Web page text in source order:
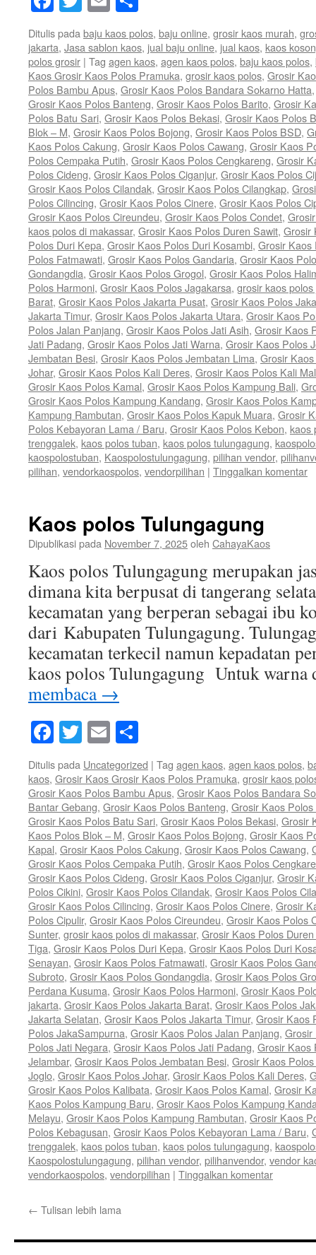
Ditulis pada baju kaos polos, baju online, grosir kaos murah,
jakarta, Jasa sablon kaos, jual baju online, jual kaos, kaos
polos grosir | Tag agen kaos, agen kaos polos, baju kaos polos,
Kaos Grosir Kaos Polos Pramuka, grosir kaos polos, Grosir
Polos Bambu Apus, Grosir Kaos Polos Bandara Sokarno Hatta
Grosir Kaos Polos Banteng, Grosir Kaos Polos Barito, Grosir
Polos Batu Sari, Grosir Kaos Polos Bekasi, Grosir Kaos Polos
Blok – M, Grosir Kaos Polos Bojong, Grosir Kaos Polos BSD,
Kaos Polos Cakung, Grosir Kaos Polos Cawang, Grosir Kaos
Polos Cempaka Putih, Grosir Kaos Polos Cengkareng, Grosir
Polos Cideng, Grosir Kaos Polos Ciganjur, Grosir Kaos Polos
Grosir Kaos Polos Cilandak, Grosir Kaos Polos Cilangkap,
Polos Cilincing, Grosir Kaos Polos Cinere, Grosir Kaos Polos
Grosir Kaos Polos Cireundeu, Grosir Kaos Polos Condet,
kaos polos di makassar, Grosir Kaos Polos Duren Sawit, Grosir
Polos Duri Kepa, Grosir Kaos Polos Duri Kosambi, Grosir Kaos
Polos Fatmawati, Grosir Kaos Polos Gandaria, Grosir Kaos
Gondangdia, Grosir Kaos Polos Grogol, Grosir Kaos Polos
Polos Harmoni, Grosir Kaos Polos Jagakarsa, grosir kaos
Barat, Grosir Kaos Polos Jakarta Pusat, Grosir Kaos Polos
Jakarta Timur, Grosir Kaos Polos Jakarta Utara, Grosir Kaos
Polos Jalan Panjang, Grosir Kaos Polos Jati Asih, Grosir Kaos
Jati Padang, Grosir Kaos Polos Jati Warna, Grosir Kaos Polos
Jembatan Besi, Grosir Kaos Polos Jembatan Lima, Grosir
Johar, Grosir Kaos Polos Kali Deres, Grosir Kaos Polos Kali
Grosir Kaos Polos Kamal, Grosir Kaos Polos Kampung Bali,
Grosir Kaos Polos Kampung Kandang, Grosir Kaos Polos
Kampung Rambutan, Grosir Kaos Polos Kapuk Muara, Grosir
Polos Kebayoran Lama / Baru, Grosir Kaos Polos Kebon, kaos
trenggalek, kaos polos tuban, kaos polos tulungagung,
kaospolostuban, Kaospolostulungagung, pilihan vendor,
pilihan, vendorkaospolos, vendorpilihan | Tinggalkan komentar
Kaos polos Tulungagung
Dipublikasi pada November 7, 2025oleh CahayaKaos
Kaos polos Tulungagung merupakan
dimana kita berpusat di tangerang
kecamatan yang berperan sebagai ibu
dari Kabupaten Tulungagung.
kecamatan terkecil namun kepadatan
kaos polos Tulungagung Untuk
membaca →
Facebook
Twitter
Email
Ditulis pada Uncategorized | Tag agen kaos, agen kaos polos,
kaos, Grosir Kaos Grosir Kaos Polos Pramuka, grosir kaos
Grosir Kaos Polos Bambu Apus, Grosir Kaos Polos Bandara
Bantar Gebang, Grosir Kaos Polos Banteng, Grosir Kaos
Grosir Kaos Polos Batu Sari, Grosir Kaos Polos Bekasi, Grosir
Kaos Polos Blok – M, Grosir Kaos Polos Bojong, Grosir Kaos
Kapal, Grosir Kaos Polos Cakung, Grosir Kaos Polos Cawang,
Grosir Kaos Polos Cempaka Putih, Grosir Kaos Polos
Grosir Kaos Polos Cideng, Grosir Kaos Polos Ciganjur, Grosir
Polos Cikini, Grosir Kaos Polos Cilandak, Grosir Kaos Polos
Grosir Kaos Polos Cilincing, Grosir Kaos Polos Cinere, Grosir
Polos Cipulir, Grosir Kaos Polos Cireundeu, Grosir Kaos Polos
Sunter, grosir kaos polos di makassar, Grosir Kaos Polos
Tiga, Grosir Kaos Polos Duri Kepa, Grosir Kaos Polos Duri
Senayan, Grosir Kaos Polos Fatmawati, Grosir Kaos Polos
Subroto, Grosir Kaos Polos Gondangdia, Grosir Kaos Polos
Perdana Kusuma, Grosir Kaos Polos Harmoni, Grosir Kaos
jakarta, Grosir Kaos Polos Jakarta Barat, Grosir Kaos Polos
Jakarta Selatan, Grosir Kaos Polos Jakarta Timur, Grosir Kaos
Polos JakaSampurna, Grosir Kaos Polos Jalan Panjang, Grosir
Polos Jati Negara, Grosir Kaos Polos Jati Padang, Grosir Kaos
Jelambar, Grosir Kaos Polos Jembatan Besi, Grosir Kaos
Joglo, Grosir Kaos Polos Johar, Grosir Kaos Polos Kali Deres,
Grosir Kaos Polos Kalibata, Grosir Kaos Polos Kamal, Grosir
Kaos Polos Kampung Baru, Grosir Kaos Polos Kampung
Melayu, Grosir Kaos Polos Kampung Rambutan, Grosir Kaos
Polos Kebagusan, Grosir Kaos Polos Kebayoran Lama / Baru,
trenggalek, kaos polos tuban, kaos polos tulungagung,
Kaospolostulungagung, pilihan vendor, pilihanvendor, vendor
vendorkaospolos, vendorpilihan | Tinggalkan komentar
← Tulisan lebih lama